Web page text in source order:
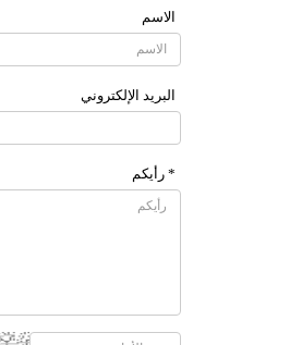
الاسم
البرید الإلکتروني
* رأیکم